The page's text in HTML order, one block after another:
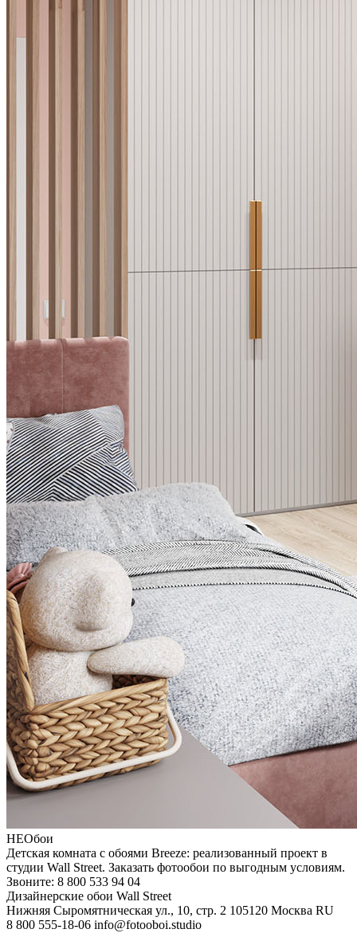
НЕОбои
Детская комната с обоями Breeze: реализованный проект в
студии Wall Street. Заказать фотообои по выгодным условиям.
Звоните: 8 800 533 94 04
Дизайнерские обои Wall Street
Нижняя Сыромятническая ул., 10, стр. 2 105120 Москва RU
8 800 555-18-06 info@fotooboi.studio